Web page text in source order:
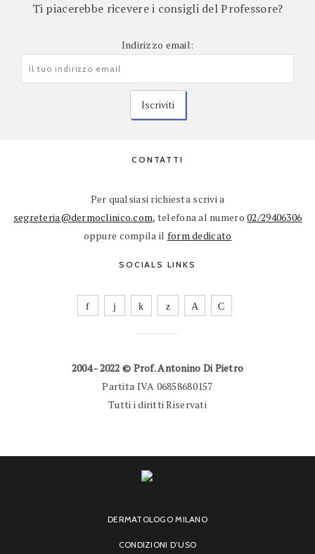
Ti piacerebbe ricevere i consigli del Professore?
Indirizzo email:
CONTATTI
Per qualsiasi richiesta scrivi a
segreteria@dermoclinico.com, telefona al numero02/29406306
oppure compila il form dedicato
SOCIALS LINKS
2004 - 2022 © Prof. Antonino Di Pietro
Partita IVA 06858680157
Tutti i diritti Riservati
DERMATOLOGO MILANO
CONDIZIONI D’USO